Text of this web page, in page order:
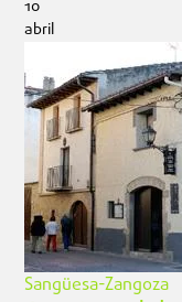
10
abril
Sangüesa-Zangoza